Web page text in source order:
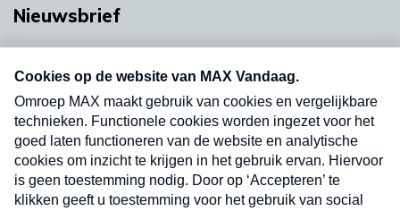
Nieuwsbrief
Neem hier een gratis abonnement op onze
nieuwsbrief. Elke vrijdag- en dinsdagochtend in
uw mailbox.
Verzend